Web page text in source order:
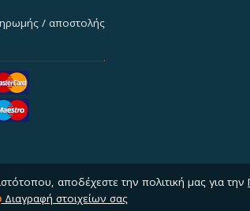
/ αποστολής
αποδέχεστε την πολιτική μας για την
Διαγραφή στοιχείων σας